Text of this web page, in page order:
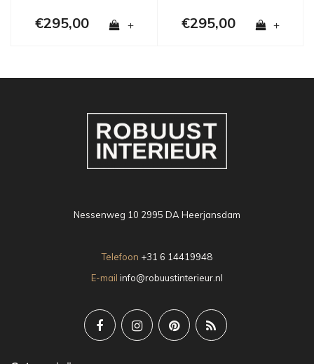
€295,00 + €295,00 +
Nessenweg 10 2995 DA Heerjansdam
Telefoon +31 6 14419948
E-mail info@robuustinterieur.nl